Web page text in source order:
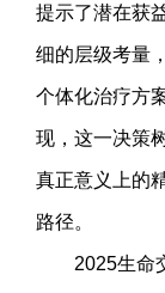
提示了潜在获
细的层级考量
个体化治疗方
现，这一决策
真正意义上的
路径。
2025生命交